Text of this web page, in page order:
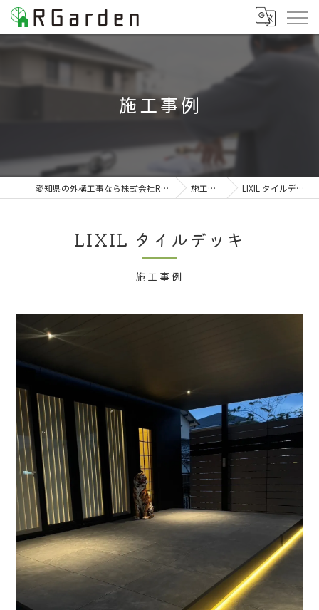
施工事例
愛知県の外構工事なら株式会社RGarden 施工事例 LIXIL タイルデッキ
施工事例
LIXIL タイルデッキ